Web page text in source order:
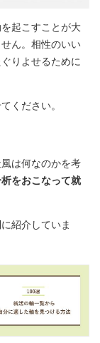
起こすことが大
ん。相性のいい
りよせるために
ください。
は何なのかを考
をおこなって就
紹介していま